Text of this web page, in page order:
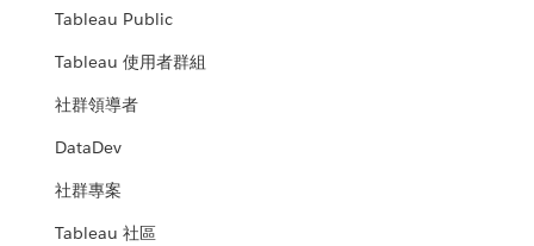
Tableau Public
Tableau 使用者群組
社群領導者
DataDev
社群專案
Tableau 社區